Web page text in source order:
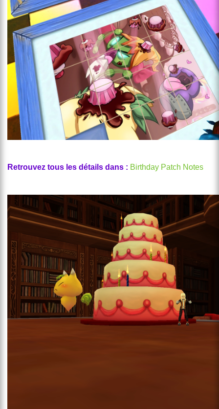
Retrouvez tous les détails dans : Birthday Patch Notes